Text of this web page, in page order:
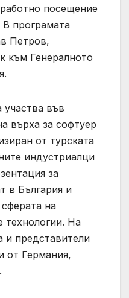
посещение
В програмата
Петров,
към Генералното
във
върха за софтуер
от турската
индустриалци
за
в България и
на
технологии. На
и представители
от Германия,